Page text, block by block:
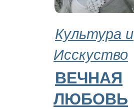
Культура и
Исскуство
ВЕЧНАЯ
ЛЮБОВЬ